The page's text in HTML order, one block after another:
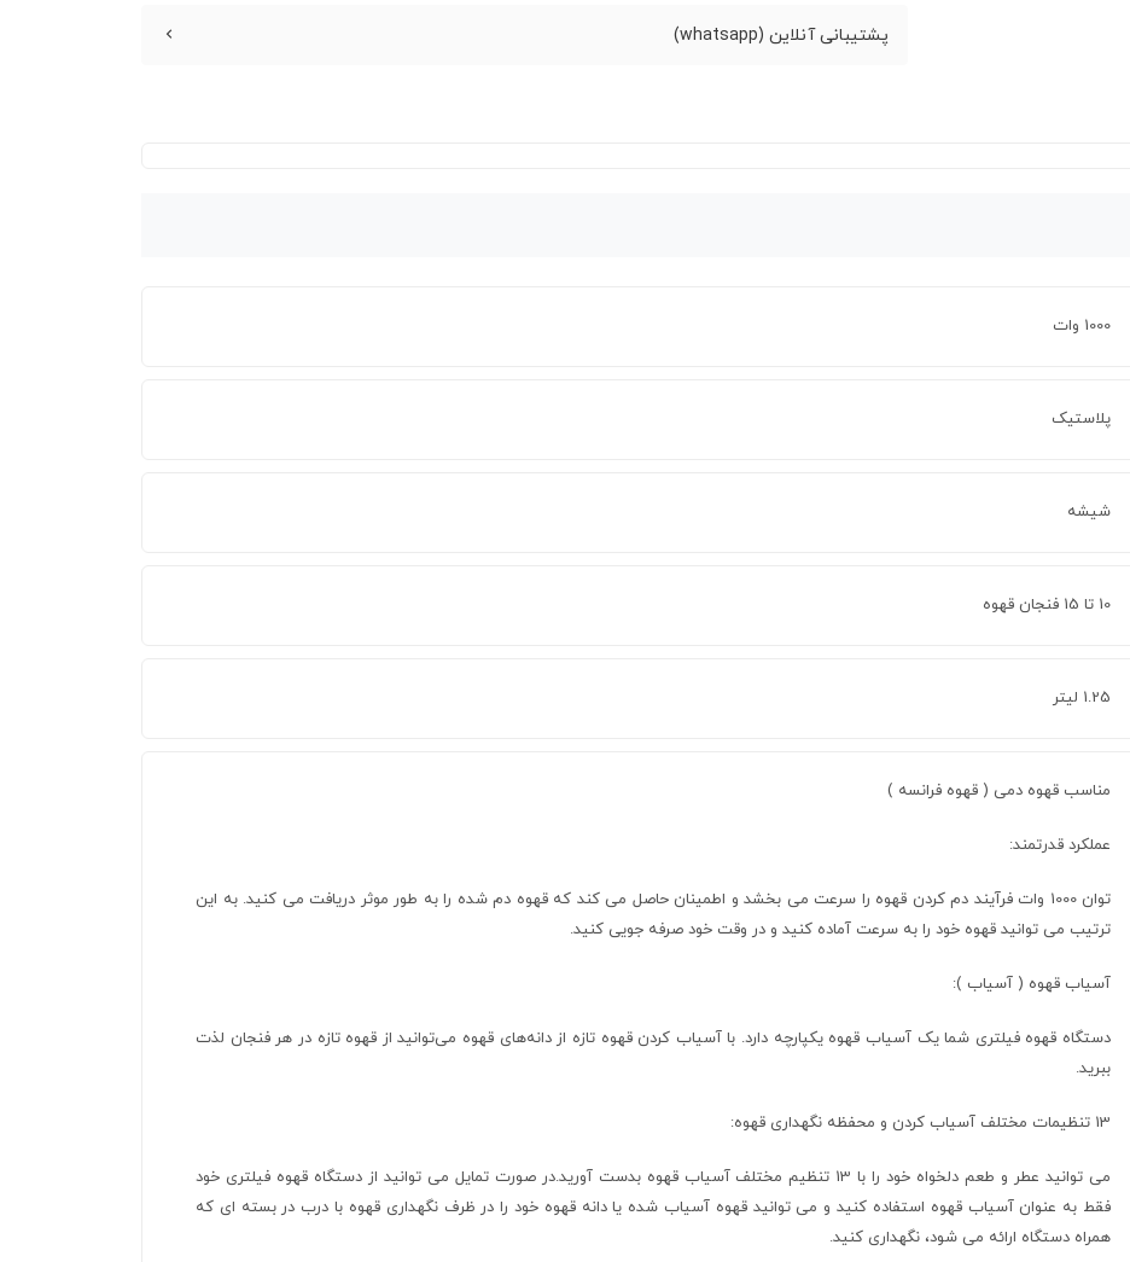
پشتیبانی آنلاین (whatsapp)
1000 وات
پلاستیک
شیشه
10 تا 15 فنجان قهوه
1.25 لیتر
مناسب قهوه دمی ( قهوه فرانسه )
عملکرد قدرتمند:
توان 1000 وات فرآیند دم کردن قهوه را سرعت می بخشد و اطمینان حاصل می کند که قهوه دم شده را به طور موثر دریافت می کنید. به این
ترتیب می توانید قهوه خود را به سرعت آماده کنید و در وقت خود صرفه جویی کنید.
آسیاب قهوه ( آسیاب ):
دستگاه قهوه فیلتری شما یک آسیاب قهوه یکپارچه دارد. با آسیاب کردن قهوه تازه از دانه‌های قهوه می‌توانید از قهوه تازه در هر فنجان لذت
ببرید.
13 تنظیمات مختلف آسیاب کردن و محفظه نگهداری قهوه:
می توانید عطر و طعم دلخواه خود را با 13 تنظیم مختلف آسیاب قهوه بدست آورید.در صورت تمایل می توانید از دستگاه قهوه فیلتری خود
فقط به عنوان آسیاب قهوه استفاده کنید و می توانید قهوه آسیاب شده یا دانه قهوه خود را در ظرف نگهداری قهوه با درب در بسته ای که
همراه دستگاه ارائه می شود، نگهداری کنید.